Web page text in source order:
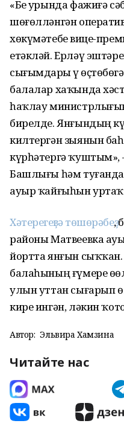
«Беҙ урында фажиғә
шөғөлләнгән
хөкүмәтебеҙ вице-
етәкләй. Ерләү
сығымдарҙы үҙ
балалар хаҡында
һаҡлау
бирелде. Янғындың
килтергән зыянын
күрһәтергә ҡуштым»,
Башлығы һәм
ауыр ҡайғыһын
Хәтерегеҙгә төшөрәбеҙ,
районы Матвеевка
йортта янғын
балаһының ғүмере
улын уттан сығарып
кире ингән, ләкин
Автор: Эльвира Хамзина
Читайте нас